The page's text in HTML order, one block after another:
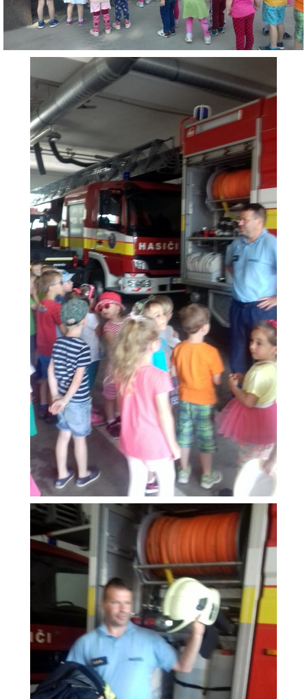
VÝVESKA PRIJATÝCH DETÍ NA ŠKOLSKÝ ROK 2026/2027
POKRAČOVANIE PLNENIA POVINNÉHO
PREDPRIMÁRNEHO VZDELÁVANIA
ŠKOLSKÝ VZDELÁVACÍ PROGRAM ZVEDAVÁ KUKUČKA
SPRÁVY O VÝCHOVNO-VZDELÁVACEJ ČINNOSTI
ŠKOLSKÝ PORIADOK
SMERNICE
ČO NÁS ČAKÁ V ŠKÔLKE...
ZAUJÍMAVOSTI PRE RODIČOV
ORGANIZÁCIA DŇA
TLAČIVÁ
ŠKOLSKÝ ČASOPIS KUKUČKA
JEDÁLNY LÍSTOK
RECEPTY
ZDRAVÝ ÚSMEV
NADÁCIA TESCO